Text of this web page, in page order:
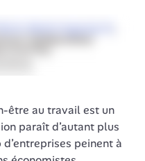
être au travail est un
paraît d’autant plus
peinent à